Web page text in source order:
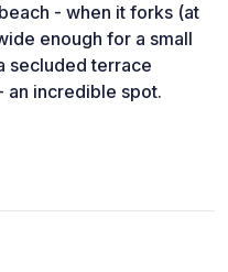
- when it forks (at
enough for a small
secluded terrace
incredible spot.